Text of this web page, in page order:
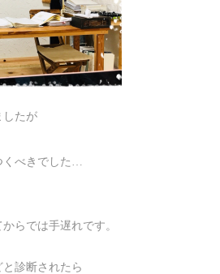
したが
べきでした…
らでは手遅れです。
診断されたら